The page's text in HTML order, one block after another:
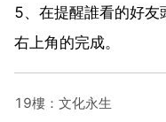
5、在提醒誰看的好友
右上角的完成。
19樓：文化永生